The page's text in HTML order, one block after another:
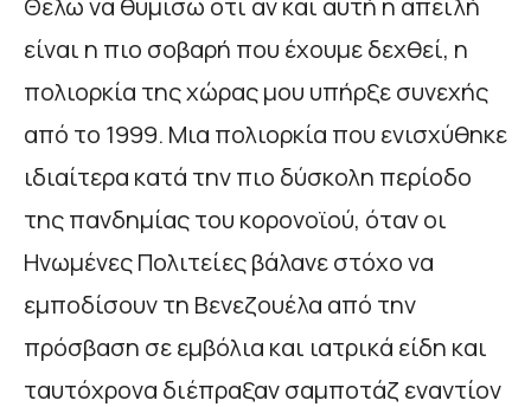
είναι η πιο σοβαρή που έχουμε δεχθεί, η
πολιορκία της χώρας μου υπήρξε συνεχής
από το 1999. Μια πολιορκία που ενισχύθηκε
ιδιαίτερα κατά την πιο δύσκολη περίοδο
της πανδημίας του κορονοϊού, όταν οι
Ηνωμένες Πολιτείες βάλανε στόχο να
εμποδίσουν τη Βενεζουέλα από την
πρόσβαση σε εμβόλια και ιατρικά είδη και
ταυτόχρονα διέπραξαν σαμποτάζ εναντίον